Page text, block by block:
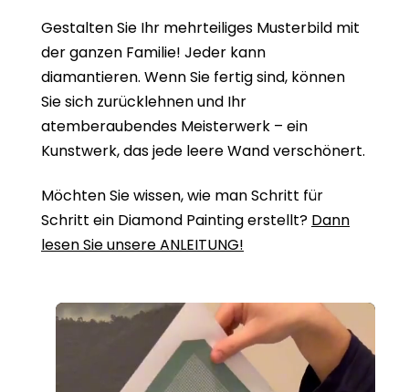
Gestalten Sie Ihr mehrteiliges Musterbild mit
der ganzen Familie! Jeder kann
diamantieren. Wenn Sie fertig sind, können
Sie sich zurücklehnen und Ihr
atemberaubendes Meisterwerk – ein
Kunstwerk, das jede leere Wand verschönert.
Möchten Sie wissen, wie man Schritt für
Schritt ein Diamond Painting erstellt? Dann
lesen Sie unsere ANLEITUNG!